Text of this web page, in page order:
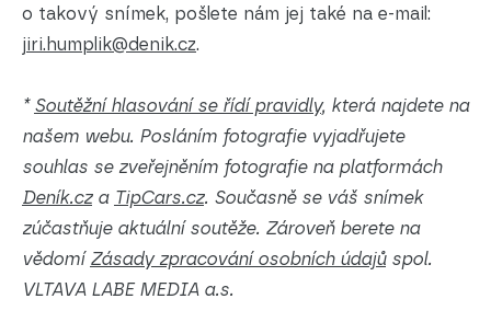
o takový snímek, pošlete nám jej také na e-mail:
jiri.humplik@denik.cz.
* Soutěžní hlasování se řídí pravidly, která najdete na
našem webu. Posláním fotografie vyjadřujete
souhlas se zveřejněním fotografie na platformách
Deník.cza TipCars.cz. Současně se váš snímek
zúčastňuje aktuální soutěže. Zároveň berete na
vědomí Zásady zpracování osobních údajůspol.
VLTAVA LABE MEDIA a.s.